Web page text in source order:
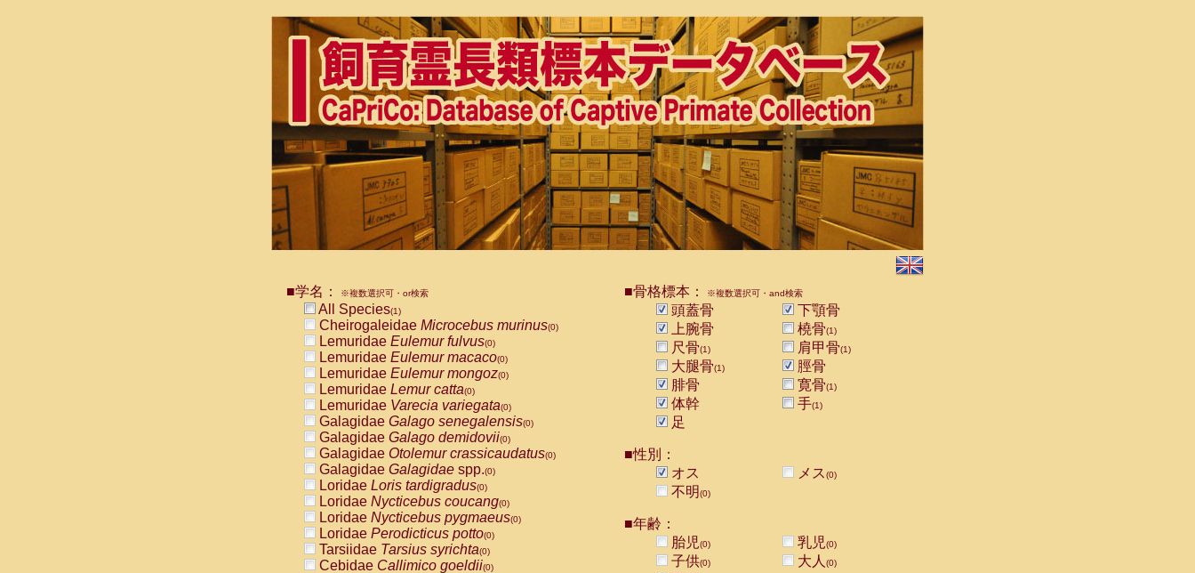
■学名： ※複数選択可・or検索
All Species(1)
Cheirogaleidae Microcebus murinus(0)
Lemuridae Eulemur fulvus(0)
Lemuridae Eulemur macaco(0)
Lemuridae Eulemur mongoz(0)
Lemuridae Lemur catta(0)
Lemuridae Varecia variegata(0)
Galagidae Galago senegalensis(0)
Galagidae Galago demidovii(0)
Galagidae Otolemur crassicaudatus(0)
Galagidae Galagidae spp.(0)
Loridae Loris tardigradus(0)
Loridae Nycticebus coucang(0)
Loridae Nycticebus pygmaeus(0)
Loridae Perodicticus potto(0)
Tarsiidae Tarsius syrichta(0)
Cebidae Callimico goeldii(0)
■骨格標本： ※複数選択可・and検索
頭蓋骨
下顎骨
上腕骨
橈骨(1)
尺骨(1) 肩甲骨(1)
大腿骨(1)
脛骨
腓骨
寛骨(1)
体幹 手(1)
足
■性別：
オス
メス(0)
不明(0)
■年齢：
胎児(0) 乳児(0)
子供(0) 大人 (0)